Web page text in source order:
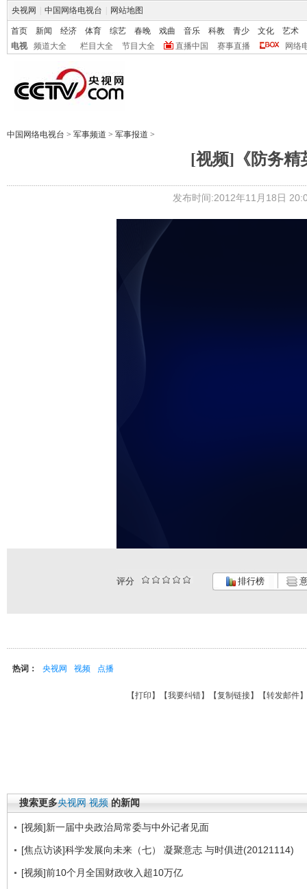
央视网 中国网络电视台 网站地图
首页 新闻 经济 体育 综艺 春晚 戏曲 音乐 科教 青少 文化
艺术
电视
频道大全 栏目大全 节目大全 直播中国 赛事直播 网络
中国网络电视台 > 军事频道 > 军事报道 >
[视频]《防务精
发布时间:2012年11月18日
评分 排行榜
热词： 央视网 视频 点播
【打印 】【我要纠错】【复制链接】【转发邮件
搜索更多央视网 视频 的新闻
[视频]新一届中央政治局常委与中外记者见面
[焦点访谈]科学发展向未来（七） 凝聚意志 与时俱进(20121114)
[视频]前10个月全国财政收入超10万亿